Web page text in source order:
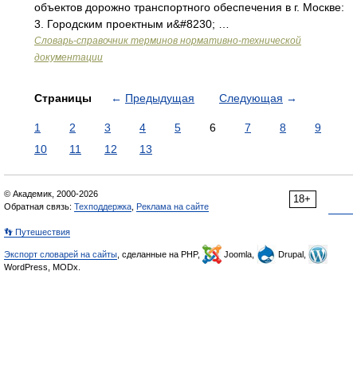
объектов дорожно транспортного обеспечения в г. Москве:
3. Городским проектным и&#8230; …
Словарь-справочник терминов нормативно-технической
документации
Страницы ← Предыдущая Следующая →
1 2 3 4 5 6 7 8
9
10
11 12 13
18+
© Академик, 2000-2026
Обратная связь: Техподдержка Реклама на сайте
👣 Путешествия
Экспорт словарей на сайты , сделанные на PHP, Joomla,
Drupal,
WordPress, MODx.